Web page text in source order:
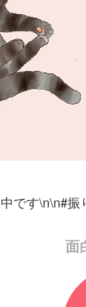
です\n\n#振
面